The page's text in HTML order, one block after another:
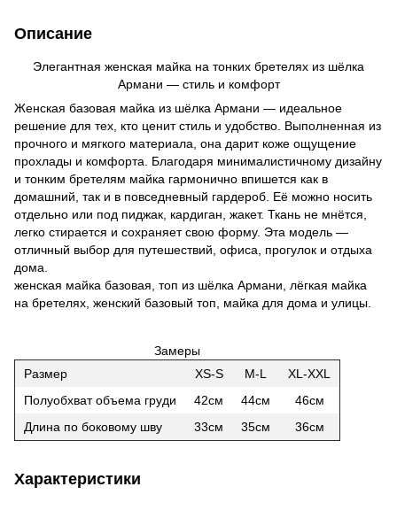
Описание
Элегантная женская майка на тонких бретелях из шёлка
Армани — стиль и комфорт
Женская базовая майка из шёлка Армани — идеальное
решение для тех, кто ценит стиль и удобство. Выполненная из
прочного и мягкого материала, она дарит коже ощущение
прохлады и комфорта. Благодаря минималистичному дизайну
и тонким бретелям майка гармонично впишется как в
домашний, так и в повседневный гардероб. Её можно носить
отдельно или под пиджак, кардиган, жакет. Ткань не мнётся,
легко стирается и сохраняет свою форму. Эта модель —
отличный выбор для путешествий, офиса, прогулок и отдыха
дома.
женская майка базовая, топ из шёлка Армани, лёгкая майка
на бретелях, женский базовый топ, майка для дома и улицы.
Замеры
Размер
XS-S M-L
XL-XXL
Полуобхват объема груди
42см 44см
46см
Длина по боковому шву
33см 35см 36см
Характеристики